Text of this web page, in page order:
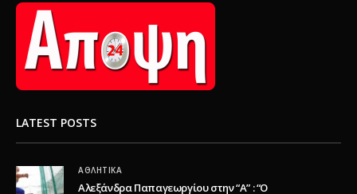
LATEST POSTS
ΑΘΛΗΤΙΚΆ
Αλεξάνδρα Παπαγεωργίου στην “Α” : “Ο